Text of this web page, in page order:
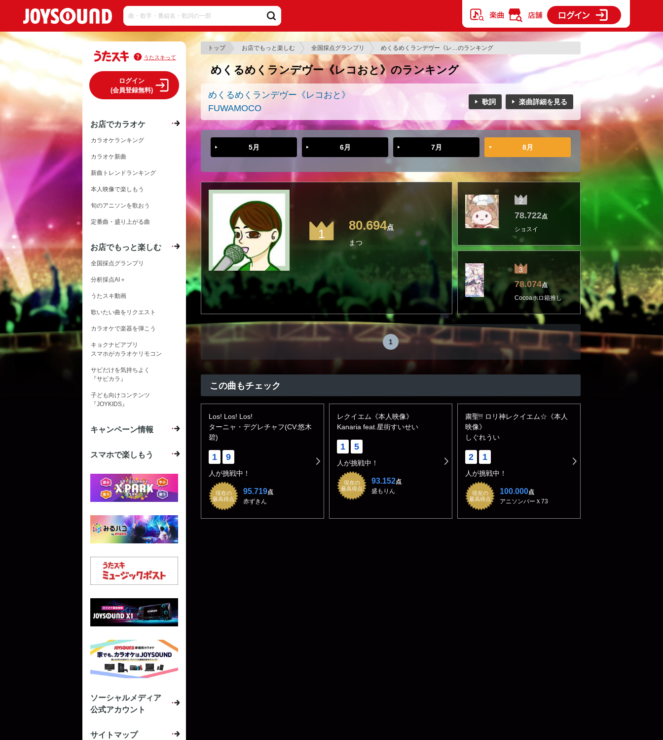
トップ お店でもっと楽しむ 全国採点グランプリ めくるめくランデヴー《レ…のランキング
めくるめくランデヴー《レコおと》のランキング
めくるめくランデヴー《レコおと》
FUWAMOCO
歌詞 楽曲詳細を見る
5月 6月 7月 8月
1
80.694点
まつ
2
78.722点
ショスイ
3
78.074点
Cocoaホロ箱推し
1
この曲もチェック
Los! Los! Los!
ターニャ・デグレチャフ(CV:悠木
碧)
1 9
人が挑戦中！
現在の
最高得点
95.719点
赤ずきん
レクイエム《本人映像》
Kanaria feat.星街すいせい
1 5
人が挑戦中！
現在の
最高得点
93.152点
盛もりん
粛聖!! ロリ神レクイエム☆《本人
映像》
しぐれうい
2 1
人が挑戦中！
現在の
最高得点
100.000点
アニソンバーＸ73
うたスキって
ログイン
(会員登録無料)
お店でカラオケ
カラオケランキング
カラオケ新曲
新曲トレンドランキング
本人映像で楽しもう
旬のアニソンを歌おう
定番曲・盛り上がる曲
お店でもっと楽しむ
全国採点グランプリ
分析採点AI＋
うたスキ動画
歌いたい曲をリクエスト
カラオケで楽器を弾こう
キョクナビアプリ
スマホがカラオケリモコン
サビだけを気持ちよく
『サビカラ』
子ども向けコンテンツ
『JOYKIDS』
キャンペーン情報
スマホで楽しもう
ソーシャルメディア
公式アカウント
サイトマップ